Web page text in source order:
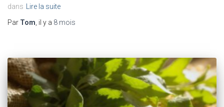
dans
Lire la suite
Par Tom , il y a 8 mois